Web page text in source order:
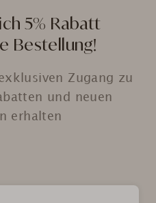
5% Rabatt
Bestellung!
Zugang zu
und neuen
erhalten